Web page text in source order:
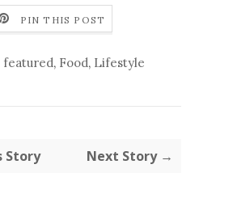
PIN THIS POST
featured, Food, Lifestyle
Story Next Story →